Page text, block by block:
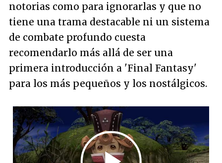
notorias como para ignorarlas y que no
tiene una trama destacable ni un sistema
de combate profundo cuesta
recomendarlo más allá de ser una
primera introducción a 'Final Fantasy'
para los más pequeños y los nostálgicos.